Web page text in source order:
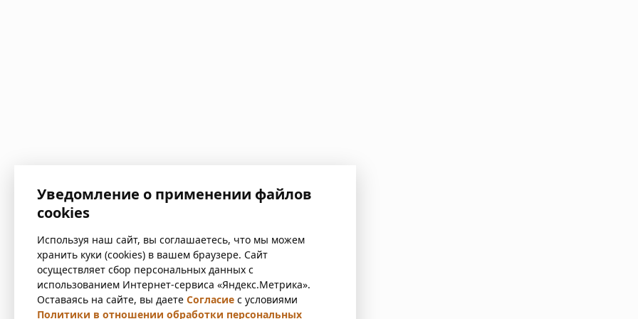
Уведомление о применении файлов
cookies
Используя наш сайт, вы соглашаетесь, что мы можем
хранить куки (cookies) в вашем браузере. Сайт
осуществляет сбор персональных данных с
использованием Интернет-сервиса «Яндекс.Метрика».
Оставаясь на сайте, вы даете Согласие с условиями
Политики в отношении обработки персональных